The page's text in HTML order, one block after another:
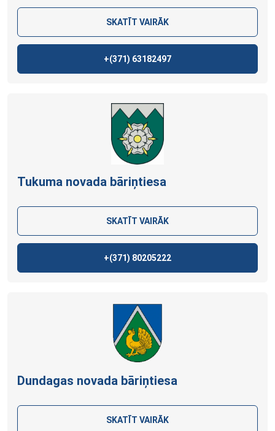
SKATĪT VAIRĀK
+(371) 63182497
Tukuma novada bāriņtiesa
SKATĪT VAIRĀK
+(371) 80205222
Dundagas novada bāriņtiesa
SKATĪT VAIRĀK